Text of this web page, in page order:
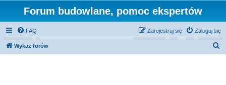
Forum budowlane, pomoc ekspertów
FAQ Zaloguj się
Zarejestruj się
Wykaz forów